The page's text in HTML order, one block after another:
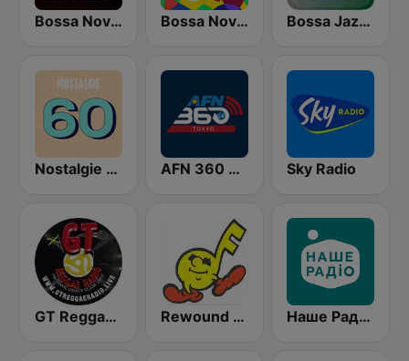
Bossa Nova Brazil Bossa Nova Hits Radio Bossa Jazz Brasil
Nostalgie 60 AFN 360 Tokyo (Japan Only) Sky Radio
GT Reggae Radio Rewound Radio Наше Радио (Nashe Radio) 107.9